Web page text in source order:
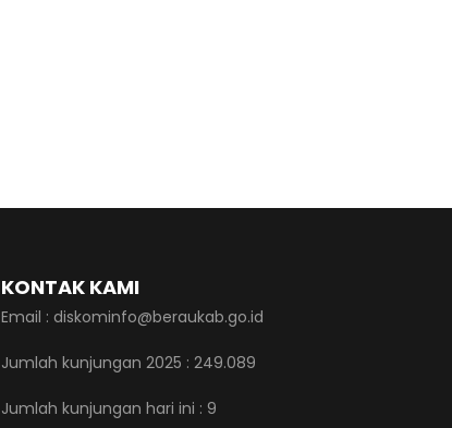
KONTAK KAMI
Email : diskominfo@beraukab.go.id
Jumlah kunjungan 2025 : 249.089
Jumlah kunjungan hari ini : 9